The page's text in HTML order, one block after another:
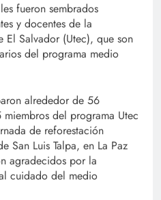
fueron sembrados
y docentes de la
El Salvador (Utec), que son
del programa medio
alrededor de 56
del programa Utec
de reforestación
San Luis Talpa, en La Paz
agradecidos por la
cuidado del medio